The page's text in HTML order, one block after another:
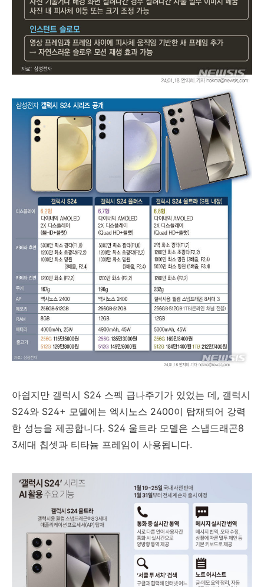
아쉽지만 갤럭시 S24 스펙 급나주기가 있었는 데, 갤럭시
S24와 S24+ 모델에는 엑시노스 2400이 탑재되어 강력
한 성능을 제공합니다. S24 울트라 모델은 스냅드래곤8
3세대 칩셋과 티타늄 프레임이 사용됩니다.